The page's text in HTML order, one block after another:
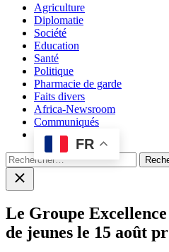
Agriculture
Diplomatie
Société
Education
Santé
Politique
Pharmacie de garde
Faits divers
Africa-Newsroom
Communiqués
FR
Rechercher :
Close
search
Le Groupe
de jeunes le 15 août